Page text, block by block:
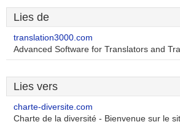
Lies de
translation3000.com
Advanced Software for Translators and
Lies vers
charte-diversite.com
Charte de la diversité - Bienvenue sur le